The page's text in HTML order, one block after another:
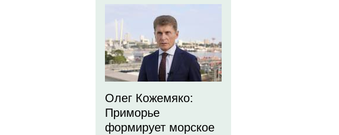
Олег Кожемяко:
Приморье
формирует морское